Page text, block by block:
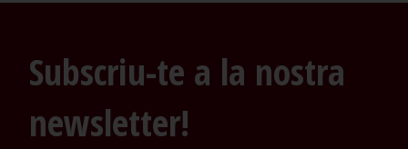
Subscriu-te a la nostra
newsletter!